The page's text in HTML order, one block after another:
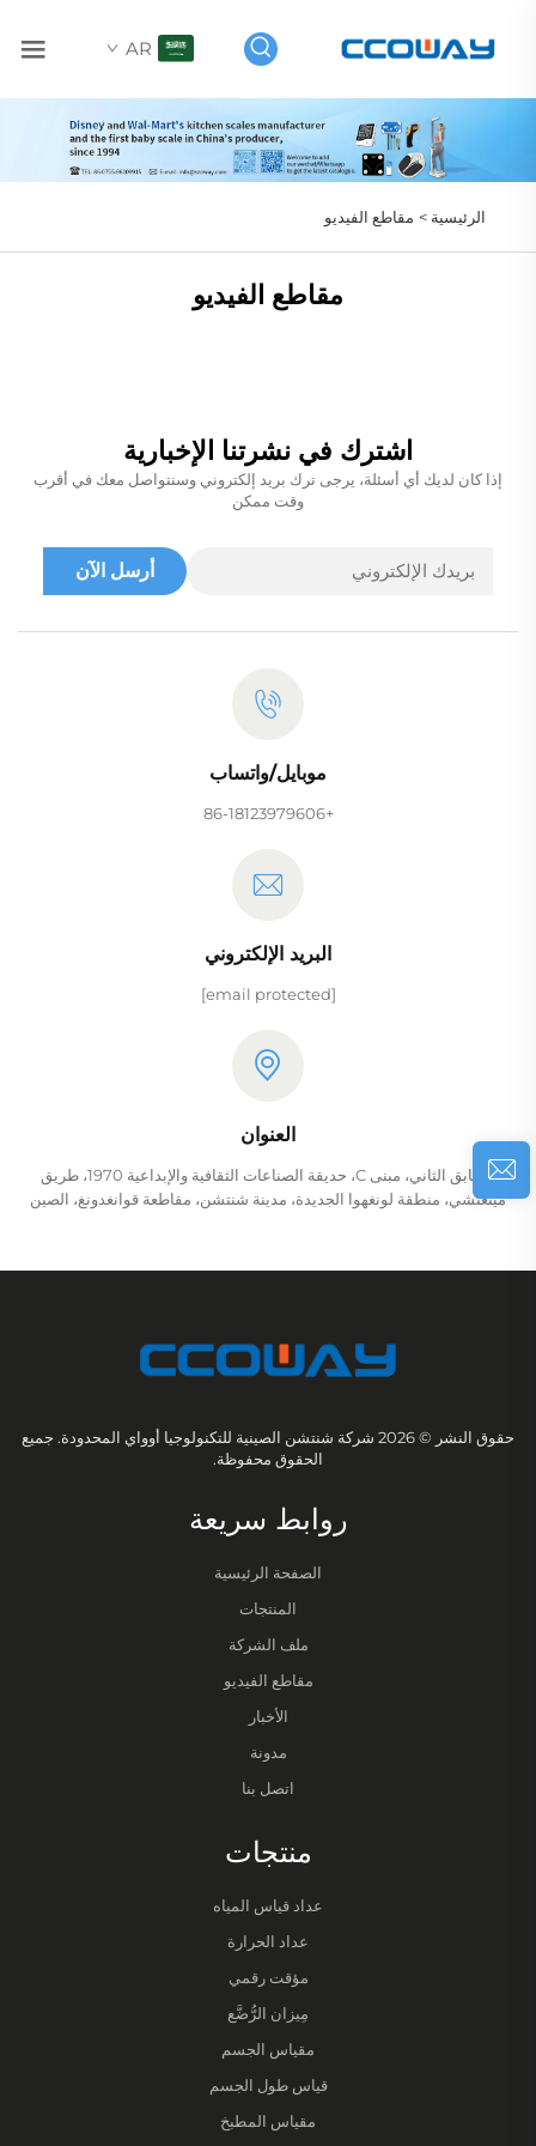
AR
الرئيسية > مقاطع الفيديو
مقاطع الفيديو
اشترك في نشرتنا الإخبارية
إذا كان لديك أي أسئلة، يرجى ترك بريد إلكتروني وسنتواصل معك في أقرب
وقت ممكن
أرسل الآن
موبايل/واتساب
+86-18123979606
البريد الإلكتروني
[email protected]
العنوان
الطابق الثاني، مبنى C، حديقة الصناعات الثقافية والإبداعية 1970، طريق
مينغتشي، منطقة لونغهوا الجديدة، مدينة شنتشن، مقاطعة قوانغدونغ، الصين
حقوق النشر © 2026 شركة شنتشن الصينية للتكنولوجيا أوواي المحدودة. جميع
الحقوق محفوظة.
روابط سريعة
الصفحة الرئيسية
المنتجات
ملف الشركة
مقاطع الفيديو
الأخبار
مدونة
اتصل بنا
منتجات
عداد قياس المياه
عداد الحرارة
مؤقت رقمي
مِيزان الرُّضَّع
مقياس الجسم
قياس طول الجسم
مقياس المطبخ